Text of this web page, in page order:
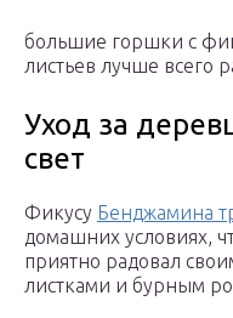
большие горшки с
листьев лучше всего
Уход за
свет
Фикусу Бенджамина
домашних условиях,
приятно радовал
листками и бурным